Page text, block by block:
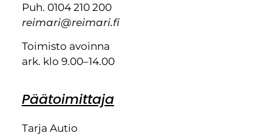
Puh. 0104 210 200
reimari@reimari.fi
Toimisto avoinna
ark. klo 9.00–14.00
Päätoimittaja
Tarja Autio